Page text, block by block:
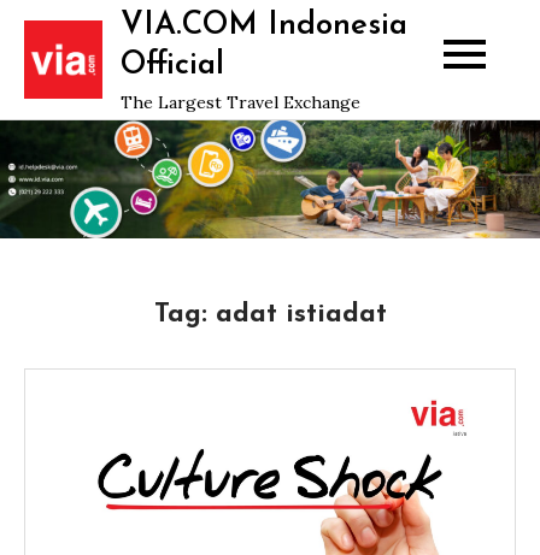
Skip
content
VIA.COM Indonesia
Official
The Largest Travel Exchange
Tag: adat istiadat